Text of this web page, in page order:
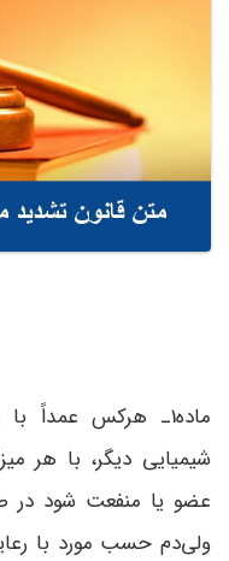
ماده1ـ هرکس عمداً
شیمیایی دیگر، با هر
عضو یا منفعت شود در
ولی‌دم حسب مورد با